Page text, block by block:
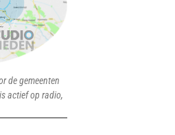
de gemeenten
actief op radio,